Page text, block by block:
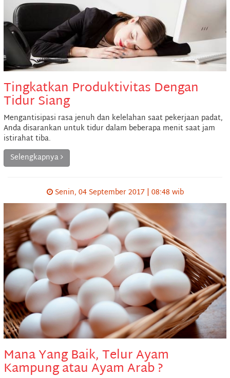
Tingkatkan Produktivitas Dengan
Tidur Siang
Mengantisipasi rasa jenuh dan kelelahan saat pekerjaan padat,
Anda disarankan untuk tidur dalam beberapa menit saat jam
istirahat tiba.
Selengkapnya
Senin, 04 September 2017 | 08:48 wib
Mana Yang Baik, Telur Ayam
Kampung atau Ayam Arab ?